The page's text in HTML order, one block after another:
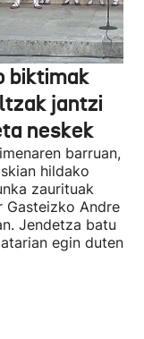
biktimak
jantzi
neskek
barruan,
hildako
zaurituak
Andre
Jendetza batu
egin duten